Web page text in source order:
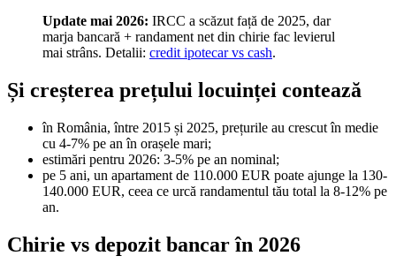
Update mai 2026: IRCC a scăzut față de 2025, dar
marja bancară + randament net din chirie fac levierul
mai strâns. Detalii: credit ipotecar vs cash.
Și creșterea prețului locuinței contează
în România, între 2015 și 2025, prețurile au crescut în medie
cu 4-7% pe an în orașele mari;
estimări pentru 2026: 3-5% pe an nominal;
pe 5 ani, un apartament de 110.000 EUR poate ajunge la 130-
140.000 EUR, ceea ce urcă randamentul tău total la 8-12% pe
an.
Chirie vs depozit bancar în 2026